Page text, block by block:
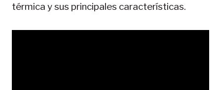
térmica y sus principales características.